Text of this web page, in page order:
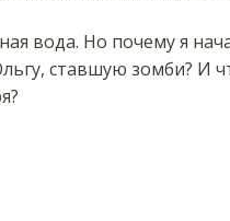
вода. Но почему я
ставшую зомби? И